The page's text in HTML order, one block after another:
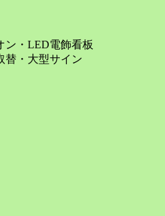
ン・LED電飾看板
替・大型サイン